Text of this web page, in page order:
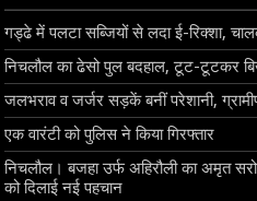
गड्ढे में पलटा सब्जियों से लदा ई-रिक्शा,
निचलौल का ढेसो पुल बदहाल, टूट-टूटकर
जलभराव व जर्जर सड़कें बनीं परेशानी,
एक वारंटी को पुलिस ने किया गिरफ्तार
निचलौल। बजहा उर्फ अहिरौली का अमृत
को दिलाई नई पहचान